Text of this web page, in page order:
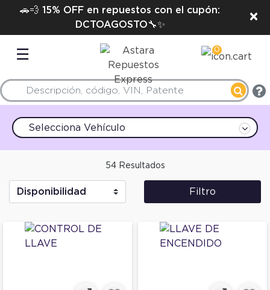
🚗💨 15% OFF en repuestos con el cupón:
DCTOAGOSTO🔧✨
×
☰ 0
Selecciona Vehículo
54 Resultados
Filtro